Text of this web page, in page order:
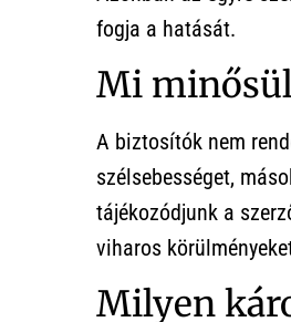
fogja a hatását.
Mi
A biztosítók nem
szélsebességet,
tájékozódjunk a
viharos
Milyen